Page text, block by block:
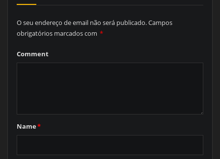
O seu endereço de email não será publicado.Campos
obrigatórios marcados com *
Comment
Name*